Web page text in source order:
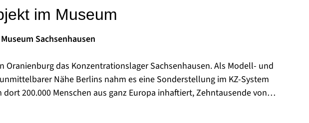
im Museum
Sachsenhausen
Oranienburg das Konzentrationslager Sachsenhausen. Als Modell- und
Nähe Berlins nahm es eine Sonderstellung im KZ-System
dort 200.000 Menschen aus ganz Europa inhaftiert, Zehntausende von
oder starben aufgrund der unmenschlichen Behandlung.